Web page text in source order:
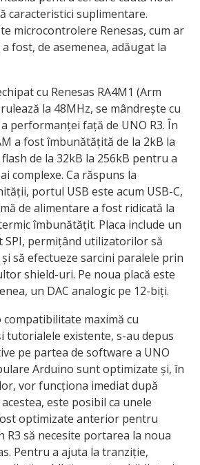
caracteristici suplimentare.
microcontrolere Renesas, cum ar
a fost, de asemenea, adăugat la
cu Renesas RA4M1 (Arm
la 48MHz, se mândrește cu
performanței față de UNO R3. În
a fost îmbunătățită de la 2kB la
de la 32kB la 256kB pentru a
complexe. Ca răspuns la
portul USB este acum USB-C,
de alimentare a fost ridicată la
îmbunătățit. Placa include un
SPI, permițând utilizatorilor să
să efectueze sarcini paralele prin
shield-uri. Pe noua placă este
un DAC analogic pe 12-biți.
maximă cu
tutorialele existente, s-au depus
pe partea de software a UNO
Arduino sunt optimizate și, în
vor funcționa imediat după
este posibil ca unele
optimizate anterior pentru
R3 să necesite portarea la noua
Pentru a ajuta la tranziție,